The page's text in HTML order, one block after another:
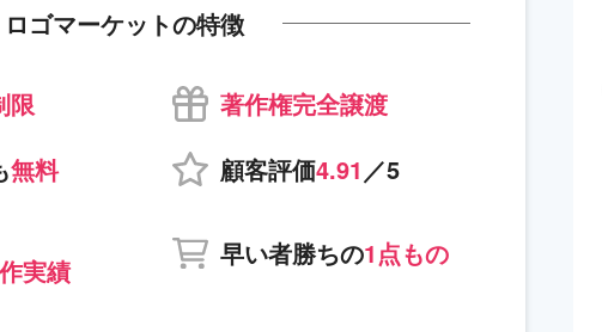
ロゴマーケットの特徴
限
著作権完全譲渡
無料 顧客評価4.91 ／5
実績
早い者勝ちの1点もの